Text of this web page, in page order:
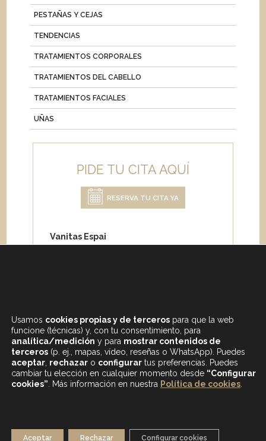
PESTAÑAS Y CEJAS
TENDENCIAS
TRATAMIENTOS CORPORALES
TRATAMIENTOS DEL CABELLO
TRATAMIENTOS FACIALES
UÑAS
PIDE TU CITA AQUÍ
RESERVA TU CITA YA
Vanitas Espai
Carrer de Paris 204
AVISO LEGAL
Usamos cookies propias y de terceros para que la web
funcione (técnicas) y, con tu consentimiento, para
analítica/medición y para mostrar contenidos de
terceros (p. ej., mapas, vídeo, reseñas o WhatsApp). Puedes
aceptar rechazar o configurar tus preferencias. Puedes
cambiar tu elección en cualquier momento desde “Configurar
cookies” . Más información en nuestra Política de cookies
Aceptar Rechazar Configurar cookies